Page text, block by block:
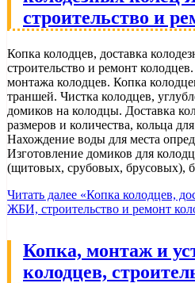
строительство и
Копка колодцев, доставка
строительство и ремонт
монтажа колодцев. Копка
траншей. Чистка колодцев,
домиков на колодцы. Доставка
размеров и количества, кольца
Нахождение воды для места
Изготовление домиков для
(щитовых, срубовых, брусовых),
Читать далее «Копка колодцев,
ЖБИ, строительство и ремонт
Копка, монтаж и
колодцев,